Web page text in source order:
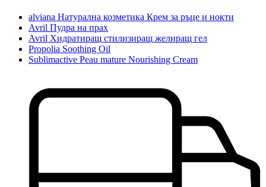
alviana Натурална козметика Крем за ръце и нокти
Avril Пудра на прах
Avril Хидратиращ стилизиращ желиращ гел
Propolia Soothing Oil
Sublimactive Peau mature Nourishing Cream